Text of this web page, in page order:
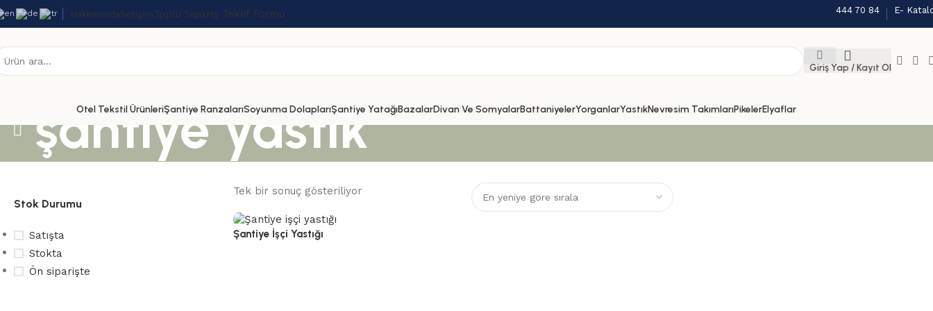
Hakkımızda İletişimToplu Sipariş Teklif Formu 444 70 84 E-
Giriş Yap / Kayıt Ol
Otel Tekstil ÜrünleriŞantiye RanzalarıSoyunma DolaplarıŞantiye YatağıBazalarDivan Ve SomyalarBattaniyelerYorganlarYastıkNevresim TakımlarıPikelerElyaflar
şantiye yastık
Stok Durumu
Satışta
Stokta
Ön siparişte
Tek bir sonuç gösteriliyor
Şantiye İşçi Yastığı